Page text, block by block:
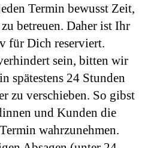
Termin bewusst Zeit,
betreuen. Daher ist Ihr
für Dich reserviert.
sein, bitten wir
spätestens 24 Stunden
zu verschieben. So gibst
und Kunden die
wahrzunehmen.